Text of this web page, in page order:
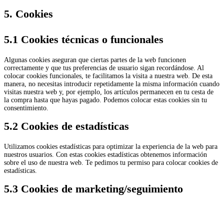
5. Cookies
5.1 Cookies técnicas o funcionales
Algunas cookies aseguran que ciertas partes de la web funcionen
correctamente y que tus preferencias de usuario sigan recordándose. Al
colocar cookies funcionales, te facilitamos la visita a nuestra web. De esta
manera, no necesitas introducir repetidamente la misma información cuando
visitas nuestra web y, por ejemplo, los artículos permanecen en tu cesta de
la compra hasta que hayas pagado. Podemos colocar estas cookies sin tu
consentimiento.
5.2 Cookies de estadísticas
Utilizamos cookies estadísticas para optimizar la experiencia de la web para
nuestros usuarios. Con estas cookies estadísticas obtenemos información
sobre el uso de nuestra web. Te pedimos tu permiso para colocar cookies de
estadísticas.
5.3 Cookies de marketing/seguimiento